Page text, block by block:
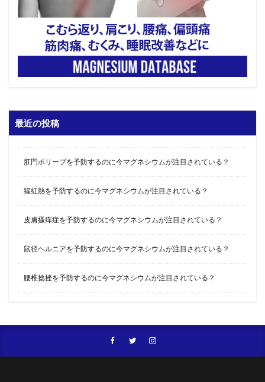
最近の投稿
肛門ポリープを予防するのに今マグネシウムが注目されている？
猩紅熱を予防するのに今マグネシウムが注目されている？
皮膚搔痒症を予防するのに今マグネシウムが注目されている？
鼠径ヘルニアを予防するのに今マグネシウムが注目されている？
腰椎捻挫を予防するのに今マグネシウムが注目されている？